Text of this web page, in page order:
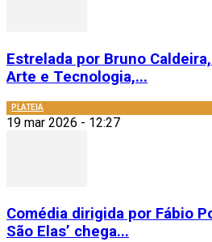
Estrelada por Bruno Caldeira,
Arte e Tecnologia,...
PLATEIA
19 mar 2026 - 12:27
Comédia dirigida por Fábio
São Elas’ chega...